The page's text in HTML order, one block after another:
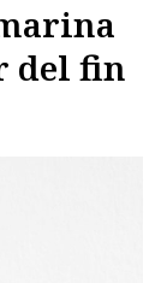
del fin